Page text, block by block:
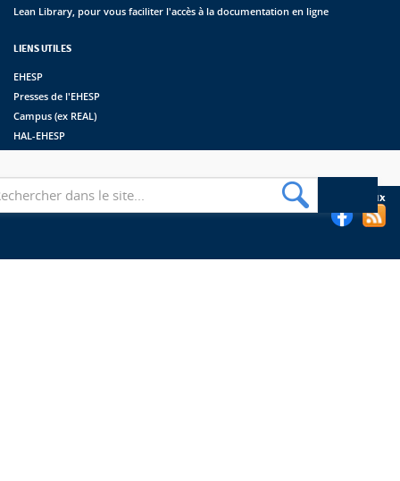
Lean Library, pour vous faciliter l'accès à la documentation en ligne
LIENS UTILES
EHESP
Presses de l'EHESP
Campus (ex REAL)
HAL-EHESP
Suivez les bibliothèques de l'EHESP sur les réseaux sociaux